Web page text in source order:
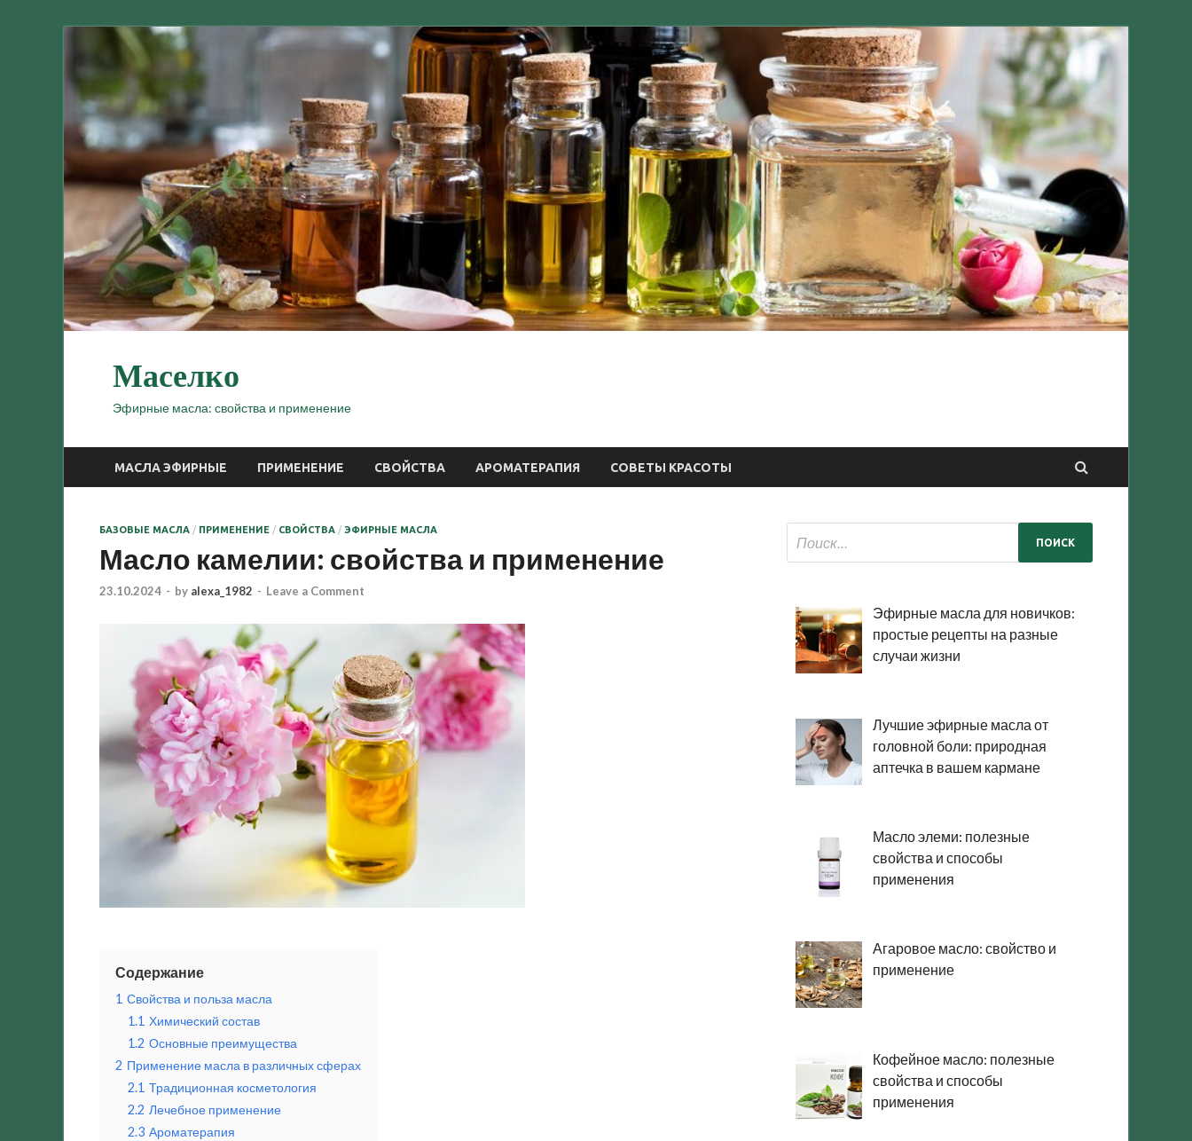
Маселко
Эфирные масла: свойства и применение
МАСЛА ЭФИРНЫЕ ПРИМЕНЕНИЕ СВОЙСТВА АРОМАТЕРАПИЯ СОВЕТЫ КРАСОТЫ
БАЗОВЫЕ МАСЛА / ПРИМЕНЕНИЕ / СВОЙСТВА / ЭФИРНЫЕ МАСЛА
Масло камелии: свойства и применение
23.10.2024 - by alexa_1982 - Leave a Comment
Содержание
1 Свойства и польза масла
1.1 Химический состав
1.2 Основные преимущества
2 Применение масла в различных сферах
2.1 Традиционная косметология
2.2 Лечебное применение
2.3 Ароматерапия
Эфирные масла для новичков:
простые рецепты на разные
случаи жизни
Лучшие эфирные масла от
головной боли: природная
аптечка в вашем кармане
Масло элеми: полезные
свойства и способы
применения
Агаровое масло: свойство и
применение
Кофейное масло: полезные
свойства и способы
применения